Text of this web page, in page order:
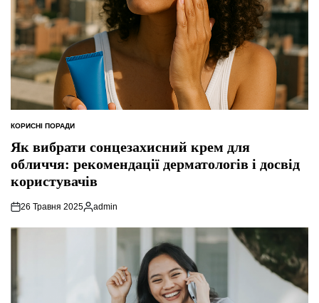
ОПУБЛІКУВАТИ
КОРИСНІ ПОРАДИ
Як вибрати сонцезахисний крем для
обличчя: рекомендації дерматологів і досвід
користувачів
26 Травня 2025
Опубліковано
admin